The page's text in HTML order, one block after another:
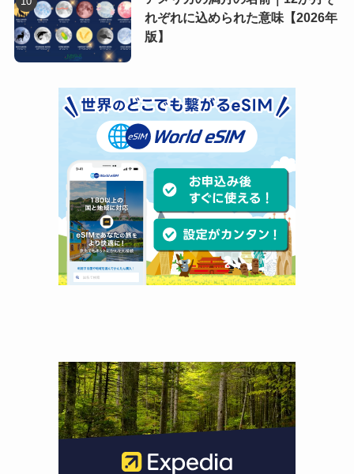
れぞれに込められた意味【2026年
版】